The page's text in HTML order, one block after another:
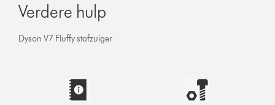
Verdere hulp
Dyson V7 Fluffy stofzuiger